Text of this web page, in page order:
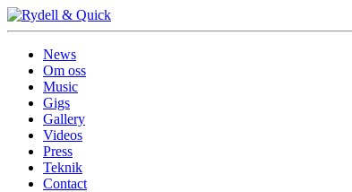
News
Om oss
Music
Gigs
Gallery
Videos
Press
Teknik
Contact